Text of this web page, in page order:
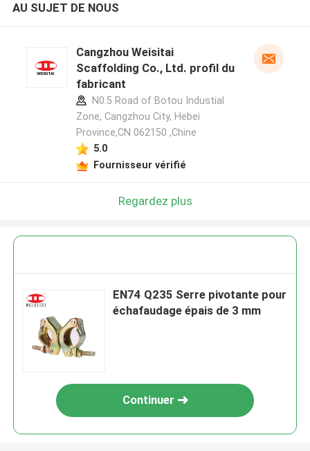
AU SUJET DE NOUS
Cangzhou Weisitai
Scaffolding Co., Ltd. profil du
fabricant
N0.5 Road of Botou Industial
Zone, Cangzhou City, Hebei
Province,CN 062150 ,Chine
5.0
Fournisseur vérifié
Regardez plus
EN74 Q235 Serre pivotante pour
échafaudage épais de 3 mm
Continuer